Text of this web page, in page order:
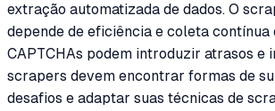
extração automatizada de dados. O
depende de eficiência e coleta contínua
CAPTCHAs podem introduzir atrasos e
scrapers devem encontrar formas de
desafios e adaptar suas técnicas de